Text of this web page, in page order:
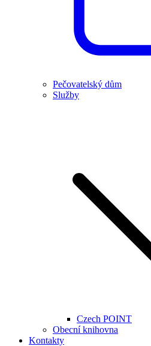
Pečovatelský dům
Služby
Czech POINT
Obecní knihovna
Kontakty